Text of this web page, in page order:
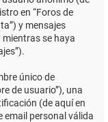
en “Foros de
y mensajes
se haya
único de
de usuario”), una
(de aquí en
email personal válida